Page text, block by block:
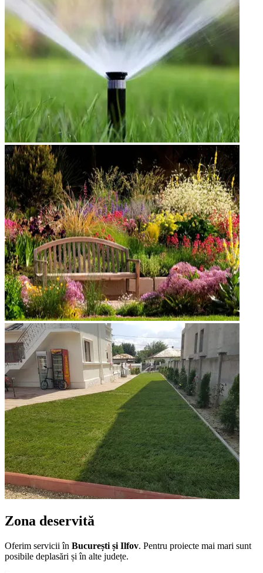
Zona deservită
Oferim servicii în București și Ilfov. Pentru proiecte mai mari sunt
posibile deplasări și în alte județe.